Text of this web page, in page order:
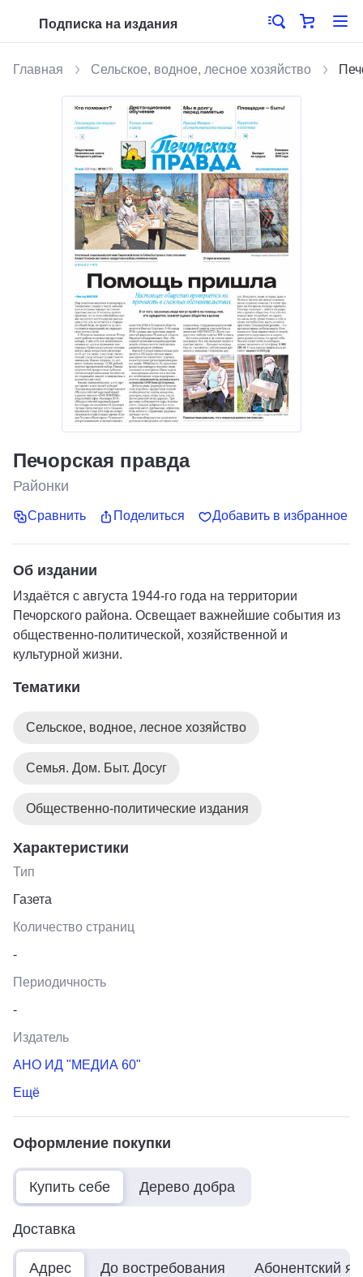
Подписка на издания
Главная Сельское, водное, лесное хозяйство
Печорская правда
Районки
Сравнить Поделиться Добавить в избранное
Об издании
Издаётся с августа 1944-го года на территории
Печорского района. Освещает важнейшие события из
общественно-политической, хозяйственной и
культурной жизни.
Тематики
Сельское, водное, лесное хозяйство
Семья. Дом. Быт. Досуг
Общественно-политические издания
Характеристики
Тип
Газета
Количество страниц
-
Периодичность
-
Издатель
АНО ИД "МЕДИА 60"
Ещё
Оформление покупки
Купить себе Дерево добра
Доставка
Адрес До востребования Абонентский